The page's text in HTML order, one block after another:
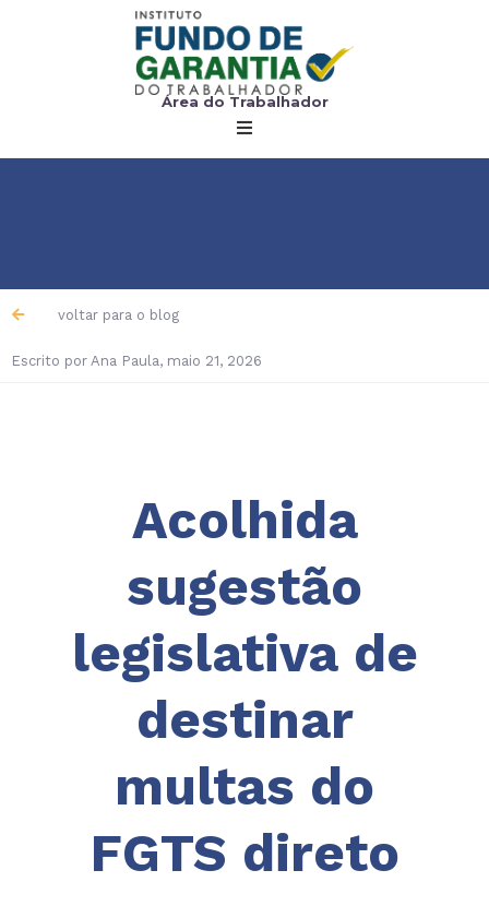
Área do Trabalhador
voltar para o blog
Escrito por Ana Paula, maio 21, 2026
Acolhida
sugestão
legislativa de
destinar
multas do
FGTS direto